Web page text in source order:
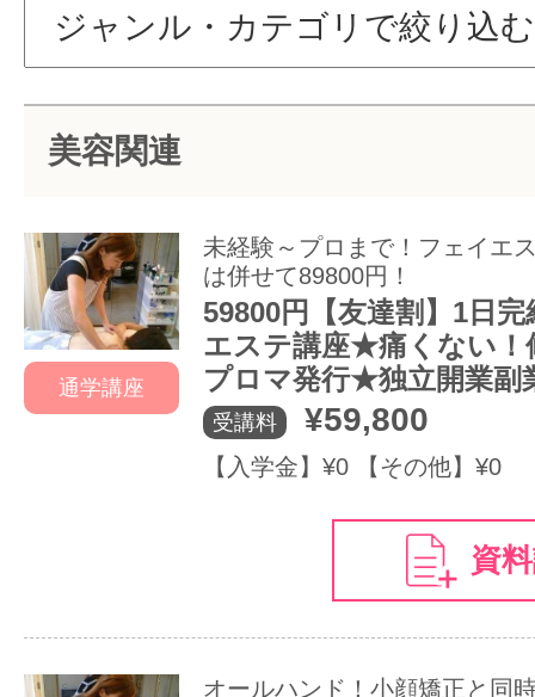
掲載のお問
美容関連
通学講座
未経験～プロまで！フェイエ
は併せて89800円！
59800円【友達割】1日
エステ講座★痛くない！
プロマ発行★独立開業副
受講料 ¥59,800
【入学金】¥0 【その他】¥0
資
オールハンド！小顔矯正と同